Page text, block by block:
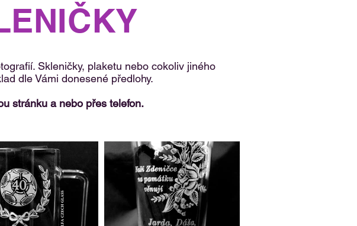
Skleničky, plaketu nebo cokoliv jiného
dle Vámi donesené předlohy.
stránku a nebo přes telefon.